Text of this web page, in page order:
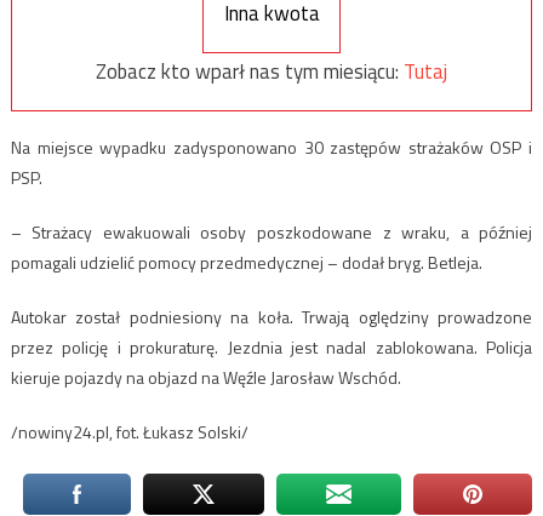
Inna kwota
Zobacz kto wparł nas tym miesiącu: Tutaj
Na miejsce wypadku zadysponowano 30 zastępów strażaków OSP i
PSP.
– Strażacy ewakuowali osoby poszkodowane z wraku, a później
pomagali udzielić pomocy przedmedycznej – dodał bryg. Betleja.
Autokar został podniesiony na koła. Trwają oględziny prowadzone
przez policję i prokuraturę. Jezdnia jest nadal zablokowana. Policja
kieruje pojazdy na objazd na Węźle Jarosław Wschód.
/nowiny24.pl, fot. Łukasz Solski/